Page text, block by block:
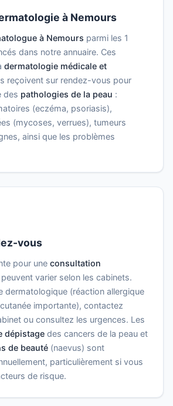
à Nemours
à Nemours parmi les 1
dans notre annuaire. Ces
dermatologie médicale et
reçoivent sur rendez-vous pour
des pathologies de la peau :
(eczéma, psoriasis),
(mycoses, verrues), tumeurs
ainsi que les problèmes
vous
pour une consultation
peuvent varier selon les cabinets.
dermatologique (réaction allergique
importante), contactez
ou consultez les urgences. Les
dépistage des cancers de la peau et
de beauté (naevus) sont
particulièrement si vous
de risque.